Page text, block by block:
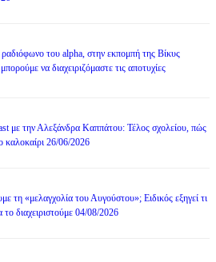
του alpha, στην εκπομπή της Βίκυς
να διαχειριζόμαστε τις αποτυχίες
με την Αλεξάνδρα Καππάτου: Τέλος σχολείου, πώς
καλοκαίρι 26/06/2026
τη «μελαγχολία του Αυγούστου»; Ειδικός εξηγεί τι
το διαχειριστούμε 04/08/2026